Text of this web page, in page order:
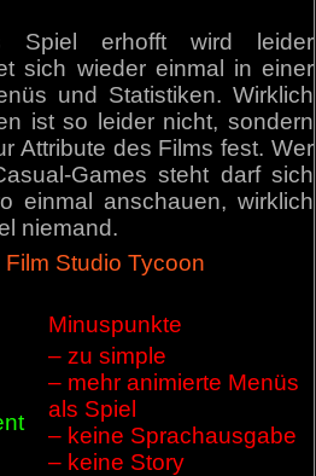
Spiel erhofft wird leider
sich wieder einmal in einer
und Statistiken. Wirklich
ist so leider nicht, sondern
Attribute des Films fest. Wer
Games steht darf sich
einmal anschauen, wirklich
niemand.
Minuspunkte
– zu simple
– mehr animierte Menüs
als Spiel
– keine Sprachausgabe
– keine Story